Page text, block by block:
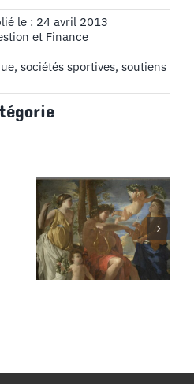
le : 24 avril 2013
et Finance
, sociétés sportives, soutiens
Le 25e
Printemps